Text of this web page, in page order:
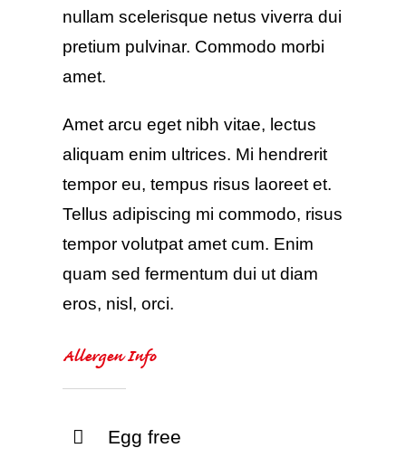
nullam scelerisque netus viverra dui
pretium pulvinar. Commodo morbi
amet.
Amet arcu eget nibh vitae, lectus
aliquam enim ultrices. Mi hendrerit
tempor eu, tempus risus laoreet et.
Tellus adipiscing mi commodo, risus
tempor volutpat amet cum. Enim
quam sed fermentum dui ut diam
eros, nisl, orci.
Allergen Info
Egg free